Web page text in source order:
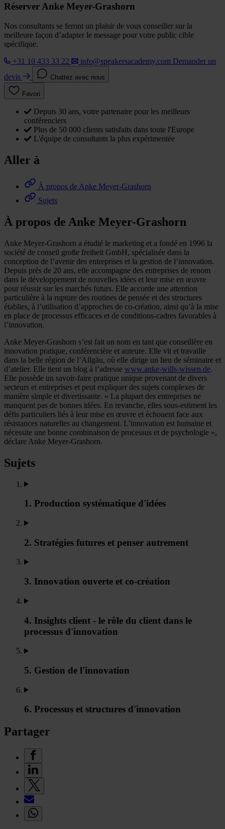
Réserver Anke Meyer-Grashorn
Nos consultants se feront un plaisir de vous conseiller sur la
meilleure façon d’adapter le message pour votre public cible
spécifique.
+31 10 433 33 22
info@speakersacademy.com Demander un
devis
Chattez avec nous
Favori
Depuis 30 ans, votre partenaire pour les meilleurs
conférenciers
Plus de 50 000 clients satisfaits dans toute l'Europe
L'équipe de consultants la plus expérimentée
Aller à
À propos de Anke Meyer-Grashorn
Sujets
À propos de Anke Meyer-Grashorn
Anke Meyer-Grashorn a étudié le marketing et a fondé en 1996 la
société de conseil große freiheit GmbH, spécialisée dans la
conception de l’avenir des entreprises et la gestion de l’innovation.
Depuis près de 20 ans, elle accompagne des entreprises de renom
dans le développement de nouvelles idées et leur mise en œuvre
pour réussir sur les marchés futurs. Elle accorde une attention
particulière à la rupture des routines de pensée et des structures
établies, à l’utilisation d’approches de co-création, ainsi qu’à la mise
en place de processus efficaces et de conditions-cadres favorables à
l’innovation.
Anke Meyer-Grashorn s’est fait un nom en tant que conseillère en
innovation pratique, conférencière et auteure. Elle vit et travaille
dans la belle région de l’Allgäu, où elle dirige un lieu de séminaire et
d’atelier. Elle tient un blog à l’adresse www.anke-wills-wissen.de.
Elle possède un savoir-faire pratique unique provenant de divers
secteurs et entreprises et peut expliquer des sujets complexes de
manière simple et divertissante. « La plupart des entreprises ne
manquent pas de bonnes idées. En revanche, elles sous-estiment les
défis particuliers liés à leur mise en œuvre et échouent face aux
résistances naturelles au changement. L’innovation est humaine et
nécessite une bonne combinaison de processus et de psychologie »,
déclare Anke Meyer-Grashorn.
Sujets
1. Production systématique d'idées
2. Stratégies futures et penser autrement
3. Innovation ouverte et co-création
4. Insights client - le rôle du client dans le
processus d'innovation
5. Gestion de l'innovation
6. Processus et structures d'innovation
Partager